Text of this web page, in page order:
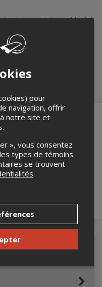
pour Cabane d'à Côté
événement, veuillez
Cabane d'à Côté, à
n'êtes pas un
pour
navigation, offrir
notre site et
», vous consentez
types de témoins.
se trouvent
.